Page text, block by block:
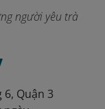
người yêu trà
Quận 3